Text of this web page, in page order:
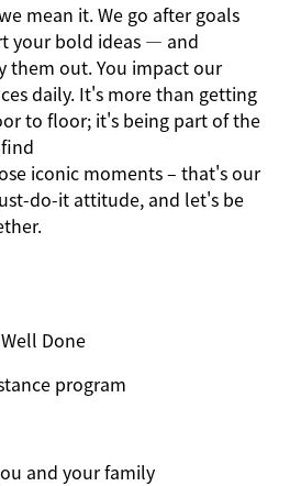
mean it. We go after goals
your bold ideas — and
them out. You impact our
daily. It's more than getting
to floor; it's being part of the
iconic moments – that's our
do-it attitude, and let's be
Done
program
and your family